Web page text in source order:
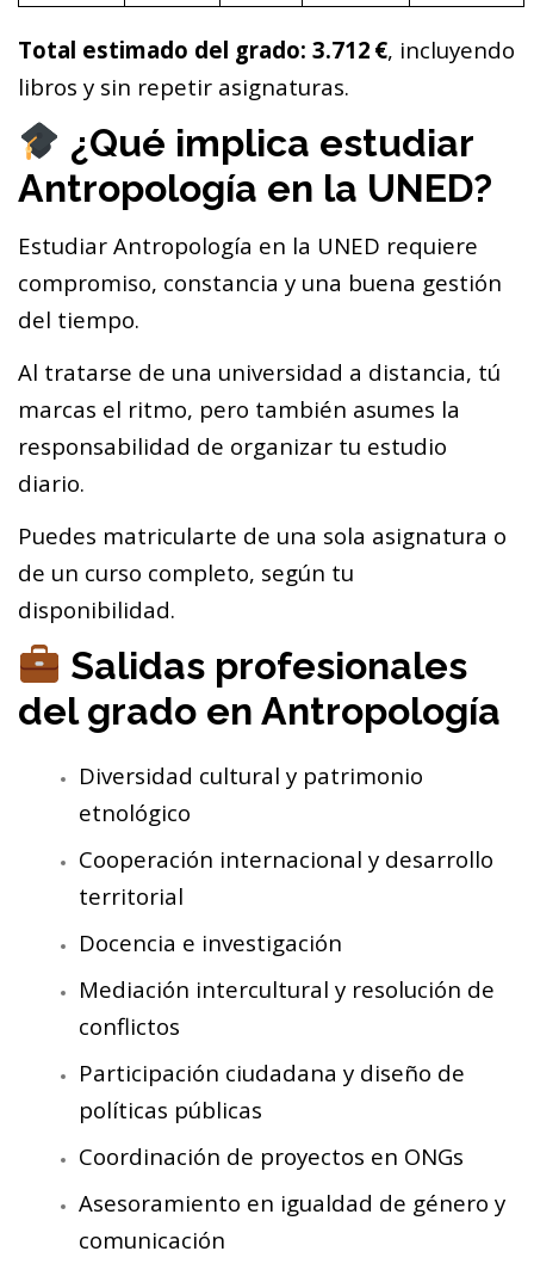
Total estimado del grado: 3.712 €, incluyendo
libros y sin repetir asignaturas.
¿Qué implica estudiar
Antropología en la UNED?
Estudiar Antropología en la UNED requiere
compromiso, constancia y una buena gestión
del tiempo.
Al tratarse de una universidad a distancia, tú
marcas el ritmo, pero también asumes la
responsabilidad de organizar tu estudio
diario.
Puedes matricularte de una sola asignatura o
de un curso completo, según tu
disponibilidad.
Salidas profesionales
del grado en Antropología
Diversidad cultural y patrimonio
etnológico
Cooperación internacional y desarrollo
territorial
Docencia e investigación
Mediación intercultural y resolución de
conflictos
Participación ciudadana y diseño de
políticas públicas
Coordinación de proyectos en ONGs
Asesoramiento en igualdad de género y
comunicación